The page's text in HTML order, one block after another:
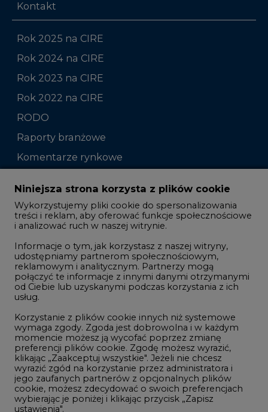
Kontakt
Rok 2025 na CIRE
Rok 2024 na CIRE
Rok 2023 na CIRE
Rok 2022 na CIRE
RODO
Raporty branżowe
Komentarze rynkowe
Zmiany kadrowe na rynku
Studio CIRE
Rozmowy o energetyce
Gospodarka
Geopolityka
LTE450
Innowacje i AI
Telekomunikacja i IT
Handel emisjami CO2
Wodór
Górnictwo
Niniejsza strona korzysta z plików cookie
Wykorzystujemy pliki cookie do spersonalizowania
treści i reklam, aby oferować funkcje społecznościowe
i analizować ruch w naszej witrynie.
Informacje o tym, jak korzystasz z naszej witryny,
udostępniamy partnerom społecznościowym,
reklamowym i analitycznym. Partnerzy mogą
połączyć te informacje z innymi danymi otrzymanymi
od Ciebie lub uzyskanymi podczas korzystania z ich
usług.
Korzystanie z plików cookie innych niż systemowe
wymaga zgody. Zgoda jest dobrowolna i w każdym
momencie możesz ją wycofać poprzez zmianę
preferencji plików cookie. Zgodę możesz wyrazić,
klikając „Zaakceptuj wszystkie". Jeżeli nie chcesz
wyrazić zgód na korzystanie przez administratora i
jego zaufanych partnerów z opcjonalnych plików
cookie, możesz zdecydować o swoich preferencjach
wybierając je poniżej i klikając przycisk „Zapisz
ustawienia".